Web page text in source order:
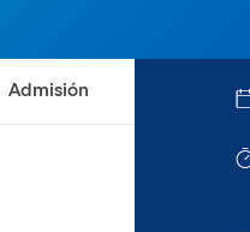
Facultad de Artes y Ciencias
Sociales
Admisión